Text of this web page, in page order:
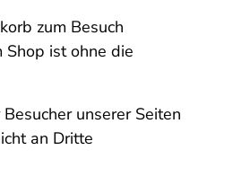
zum Besuch
Shop ist ohne die
unserer Seiten
an Dritte